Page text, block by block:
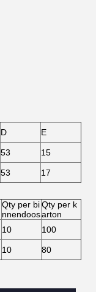
D
E
53
15
53
17
Qty per bi
nnendoos
Qty per k
arton
10
100
10 80